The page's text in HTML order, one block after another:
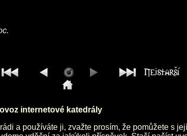
internetové katedrály
a používáte ji, zvažte prosím, že pomůžete s